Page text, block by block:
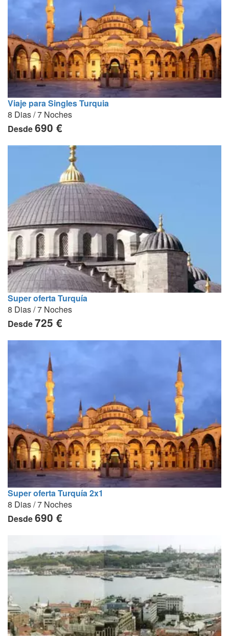
Viaje para Singles Turquia
8 Dias / 7 Noches
Desde690 €
Super oferta Turquía
8 Dias / 7 Noches
Desde725 €
Super oferta Turquía 2x1
8 Dias / 7 Noches
Desde690 €